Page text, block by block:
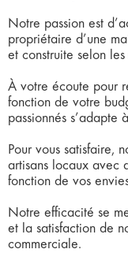
Notre passion est
propriétaire d’une
et construite selon
À votre écoute pour
fonction de votre
passionnés s’adapte
Pour vous satisfaire,
artisans locaux avec
fonction de vos
Notre efficacité se
et la satisfaction de
commerciale.